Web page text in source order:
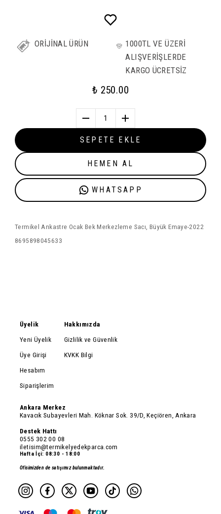
ORİJİNAL ÜRÜN
1000TL VE ÜZERİ
ALIŞVERİŞLERDE
KARGO ÜCRETSİZ
₺ 250.00
1
SEPETE EKLE
HEMEN AL
WHATSAPP
Termikel Ankastre Ocak Bek Merkezleme Sacı, Büyük Emaye-2022
8695898045633
Üyelik
Yeni Üyelik
Üye Girişi
Hesabım
Siparişlerim
Hakkımızda
Gizlilik ve Güvenlik
KVKK Bilgi
Ankara Merkez
Kavacık Subayevleri Mah. Köknar Sok. 39/D, Keçiören, Ankara
Destek Hattı
0555 302 00 08
iletisim@termikelyedekparca.com
Hafta İçi: 08:30 - 18:00
Ofisimizden de satışımız bulunmaktadır.